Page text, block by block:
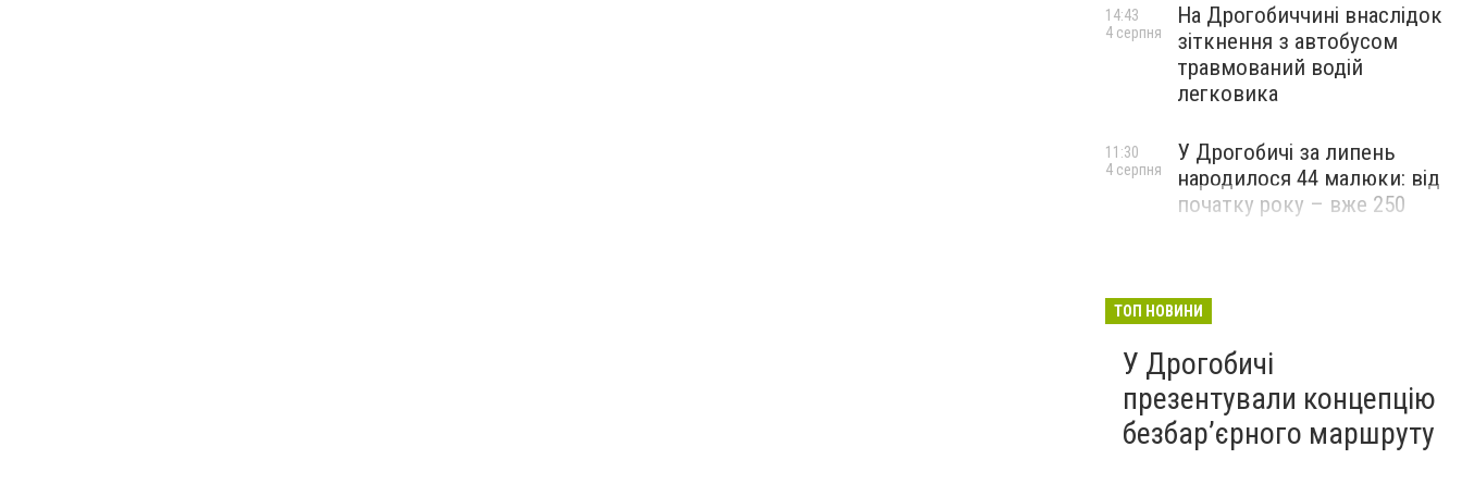
На Дрогобиччині внаслідок
зіткнення з автобусом
травмований водій
легковика
14:43
4 серпня
У Дрогобичі за липень
народилося 44 малюки: від
початку року – вже 250
11:30
4 серпня
ТОП НОВИНИ
У Дрогобичі
презентували концепцію
безбар’єрного маршруту